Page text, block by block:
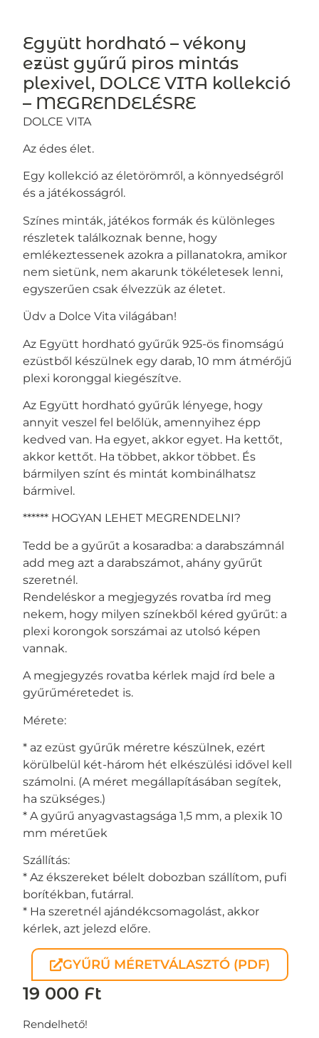
Együtt hordható – vékony
ezüst gyűrű piros mintás
plexivel, DOLCE VITA kollekció
– MEGRENDELÉSRE
DOLCE VITA
Az édes élet.
Egy kollekció az életörömről, a könnyedségről
és a játékosságról.
Színes minták, játékos formák és különleges
részletek találkoznak benne, hogy
emlékeztessenek azokra a pillanatokra, amikor
nem sietünk, nem akarunk tökéletesek lenni,
egyszerűen csak élvezzük az életet.
Üdv a Dolce Vita világában!
Az Együtt hordható gyűrűk 925-ös finomságú
ezüstből készülnek egy darab, 10 mm átmérőjű
plexi koronggal kiegészítve.
Az Együtt hordható gyűrűk lényege, hogy
annyit veszel fel belőlük, amennyihez épp
kedved van. Ha egyet, akkor egyet. Ha kettőt,
akkor kettőt. Ha többet, akkor többet. És
bármilyen színt és mintát kombinálhatsz
bármivel.
****** HOGYAN LEHET MEGRENDELNI?
Tedd be a gyűrűt a kosaradba: a darabszámnál
add meg azt a darabszámot, ahány gyűrűt
szeretnél.
Rendeléskor a megjegyzés rovatba írd meg
nekem, hogy milyen színekből kéred gyűrűt: a
plexi korongok sorszámai az utolsó képen
vannak.
A megjegyzés rovatba kérlek majd írd bele a
gyűrűméretedet is.
Mérete:
* az ezüst gyűrűk méretre készülnek, ezért
körülbelül két-három hét elkészülési idővel kell
számolni. (A méret megállapításában segítek,
ha szükséges.)
* A gyűrű anyagvastagsága 1,5 mm, a plexik 10
mm méretűek
Szállítás:
* Az ékszereket bélelt dobozban szállítom, pufi
borítékban, futárral.
* Ha szeretnél ajándékcsomagolást, akkor
kérlek, azt jelezd előre.
GYŰRŰ MÉRETVÁLASZTÓ (PDF)
19 000 Ft
Rendelhető!